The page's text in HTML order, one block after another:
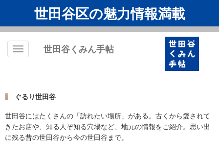
世田谷区の魅力情報満載
Toggle
世田谷くみん手帖
ぐるり世田谷
世田谷にはたくさんの「訪れたい場所」がある。古くから愛されて
きたお店や、知る人ぞ知る穴場など、地元の情報をご紹介。思い出
に残る昔の世田谷から今の世田谷まで。